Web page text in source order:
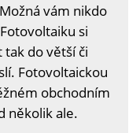
vám nikdo
si
do větší či
Fotovoltaickou
obchodním
několik ale.